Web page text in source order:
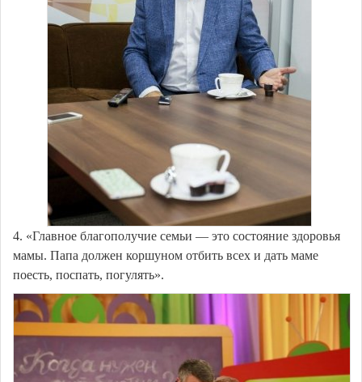
4. «Главное благополучие семьи — это состояние здоровья
мамы. Папа должен коршуном отбить всех и дать маме
поесть, поспать, погулять».